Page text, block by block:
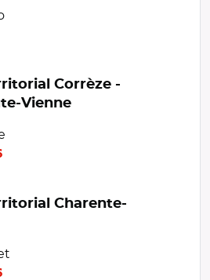
Corrèze -
Vienne
Charente-